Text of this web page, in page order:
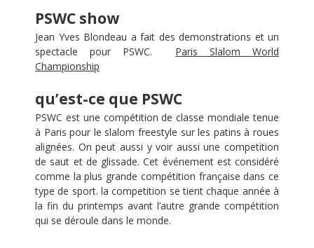
PSWC show
Jean Yves Blondeau a fait des demonstrations et un
spectacle pour PSWC. Paris Slalom World
Championship
qu’est-ce que PSWC
PSWC est une compétition de classe mondiale tenue
à Paris pour le slalom freestyle sur les patins à roues
alignées. On peut aussi y voir aussi une competition
de saut et de glissade. Cet événement est considéré
comme la plus grande compétition française dans ce
type de sport. la competition se tient chaque année à
la fin du printemps avant l’autre grande compétition
qui se déroule dans le monde.